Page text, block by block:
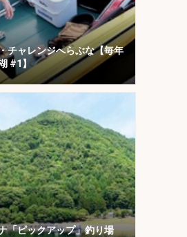
チャレンジへらぶな【毎年
#1】
「ピックアップ」釣り場